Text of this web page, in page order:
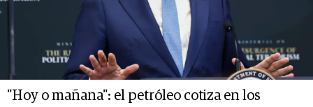
"Hoy o mañana": el petróleo cotiza en los